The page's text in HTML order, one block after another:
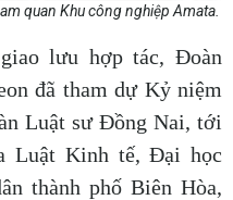
quan Khu công nghiệp Amata.
lưu hợp tác, Đoàn
đã tham dự Kỷ niệm
Luật sư Đồng Nai, tới
Luật Kinh tế, Đại học
thành phố Biên Hòa,